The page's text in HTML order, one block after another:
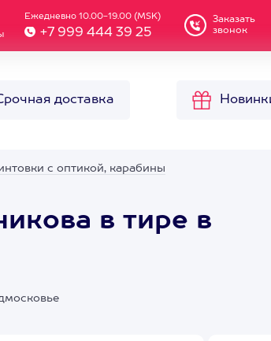
Ежедневно 10.00-19.00 (MSK)
+7 999 444 39 25
Заказать
звонок
доставка
с оптикой, карабины
в тире в